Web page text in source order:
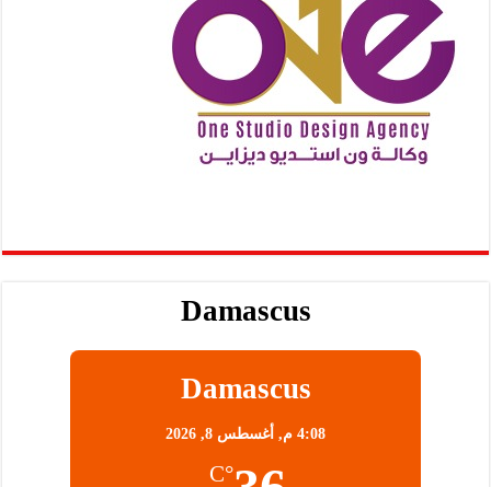
Damascus
Damascus
4:08 م, أغسطس 8, 2026
°C